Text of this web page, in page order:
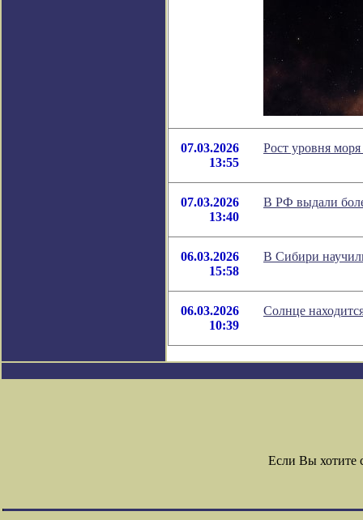
07.03.2026
13:55
Рост уровня
07.03.2026
13:40
В РФ выдали
06.03.2026
15:58
В Сибири
06.03.2026
10:39
Солнце
Если Вы хотите